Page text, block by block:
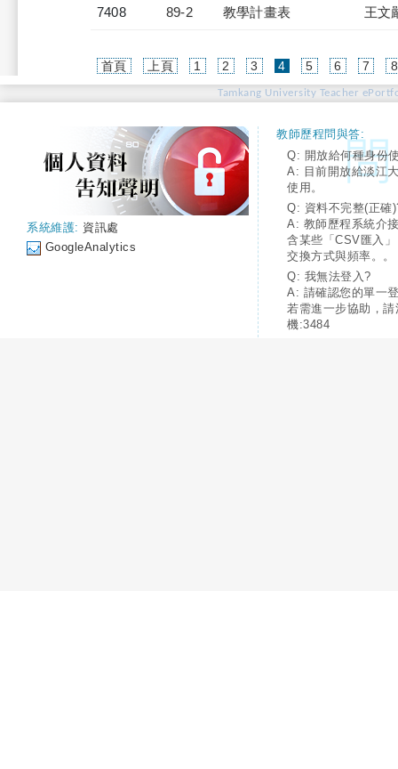
7408 89-2 教學計畫表 王文
首頁 上頁 1 2 3 4(current)
5 6 7 8
Tamkang University Teacher
系統維護: 資訊處
GoogleAnalytics
教師歷程問與答:
Q: 開放給何種身份
A: 目前開放給淡江
使用。
Q: 資料不完整(正確
A: 教師歷程系統介
含某些「CSV匯入
交換方式與頻率。。
Q: 我無法登入?
A: 請確認您的單一
若需進一步協助，
機:3484